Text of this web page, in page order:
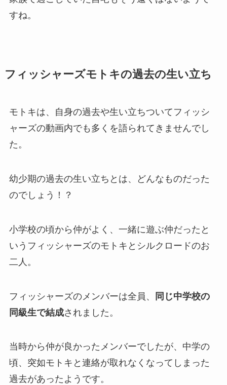
すね。
フィッシャーズモトキの過去の生い立ち
モトキは、自身の過去や生い立ちついてフィッシ
ャーズの動画内でも多くを語られてきませんでし
た。
幼少期の過去の生い立ちとは、どんなものだった
のでしょう！？
小学校の頃から仲がよく、一緒に遊ぶ仲だったと
いうフィッシャーズのモトキとシルクロードのお
二人。
フィッシャーズのメンバーは全員、
同じ中学校の
同級生で結成されました。
当時から仲が良かったメンバーでしたが、中学の
頃、突如モトキと連絡が取れなくなってしまった
過去があったようです。